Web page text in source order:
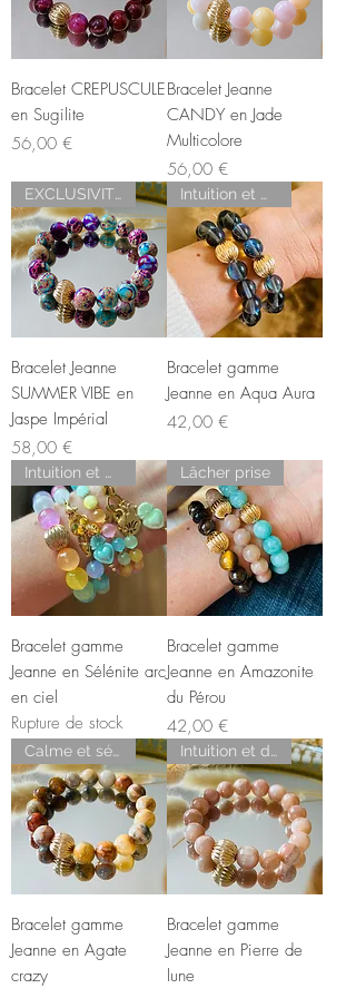
Bracelet CREPUSCULE
en Sugilite
Prix
56,00 €
Bracelet Jeanne
CANDY en Jade
Multicolore
Prix
56,00 €
Bracelet Jeanne
SUMMER VIBE en
Jaspe Impérial
Prix
58,00 €
Bracelet gamme
Jeanne en Aqua Aura
Prix
42,00 €
Bracelet gamme
Jeanne en Sélénite arc
en ciel
Rupture de stock
Lâcher prise
Bracelet gamme
Jeanne en Amazonite
du Pérou
Prix
42,00 €
Bracelet gamme
Jeanne en Agate
crazy
Bracelet gamme
Jeanne en Pierre de
lune